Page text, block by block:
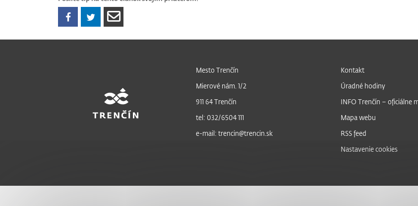
Mesto Trenčín
Mierové nám. 1/2
911 64 Trenčín
tel: 032/6504 111
e-mail: trencin@trencin.sk
Kontakt
Úradné hodiny
INFO Trenčín – oficiálne
Mapa webu
RSS feed
Nastavenie cookies